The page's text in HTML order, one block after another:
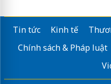
Tin tức Kinh tế
Chính sách & Pháp luật